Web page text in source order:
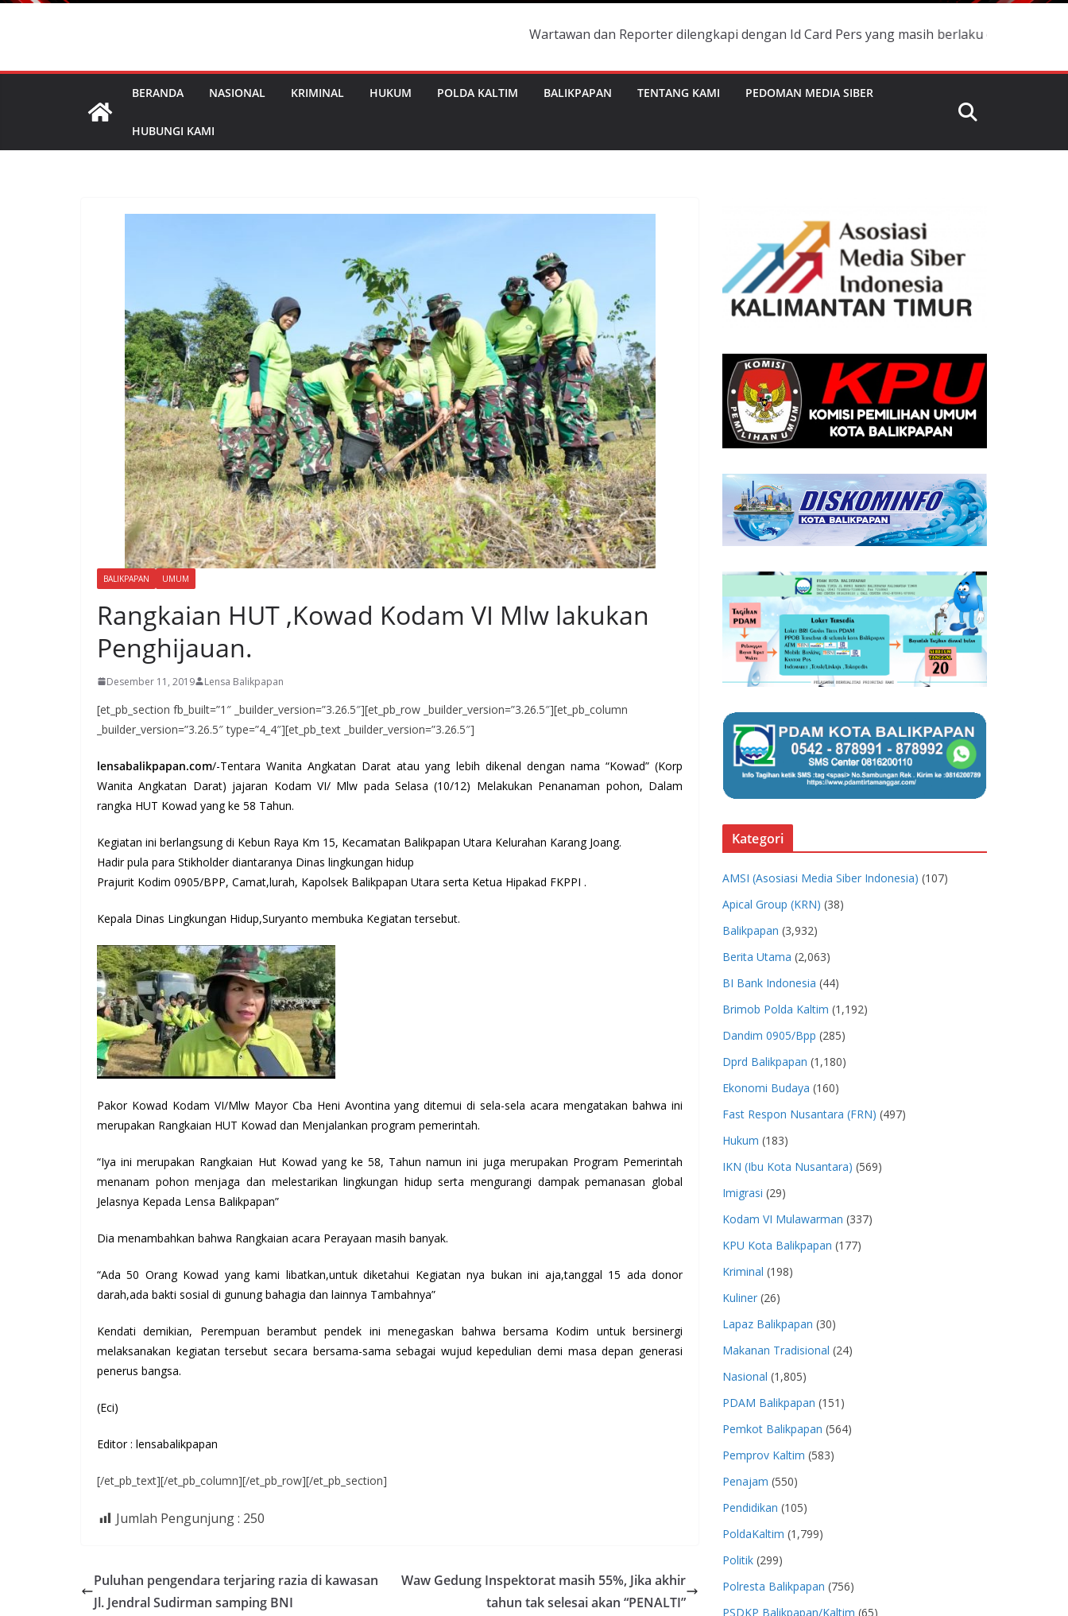
Wartawan dan Reporter dilengkapi dengan Id Card Pers yang masih berlaku dan namanya
BERANDA NASIONAL KRIMINAL HUKUM POLDA KALTIM BALIKPAPAN TENTANG KAMI PEDOMAN MEDIA SIBER
HUBUNGI KAMI
BALIKPAPAN UMUM
Rangkaian HUT ,Kowad Kodam VI Mlw lakukan
Penghijauan.
Desember 11, 2019 Lensa Balikpapan
[et_pb_section fb_built=”1″ _builder_version=”3.26.5″][et_pb_row _builder_version=”3.26.5″][et_pb_column
_builder_version=”3.26.5″ type=”4_4″][et_pb_text _builder_version=”3.26.5″]
lensabalikpapan.com/-Tentara Wanita Angkatan Darat atau yang lebih dikenal dengan nama “Kowad” (Korp
Wanita Angkatan Darat) jajaran Kodam VI/ Mlw pada Selasa (10/12) Melakukan Penanaman pohon, Dalam
rangka HUT Kowad yang ke 58 Tahun.
Kegiatan ini berlangsung di Kebun Raya Km 15, Kecamatan Balikpapan Utara Kelurahan Karang Joang.
Hadir pula para Stikholder diantaranya Dinas lingkungan hidup
Prajurit Kodim 0905/BPP, Camat,lurah, Kapolsek Balikpapan Utara serta Ketua Hipakad FKPPI .
Kepala Dinas Lingkungan Hidup,Suryanto membuka Kegiatan tersebut.
Pakor Kowad Kodam VI/Mlw Mayor Cba Heni Avontina yang ditemui di sela-sela acara mengatakan bahwa ini
merupakan Rangkaian HUT Kowad dan Menjalankan program pemerintah.
“Iya ini merupakan Rangkaian Hut Kowad yang ke 58, Tahun namun ini juga merupakan Program Pemerintah
menanam pohon menjaga dan melestarikan lingkungan hidup serta mengurangi dampak pemanasan global
Jelasnya Kepada Lensa Balikpapan”
Dia menambahkan bahwa Rangkaian acara Perayaan masih banyak.
“Ada 50 Orang Kowad yang kami libatkan,untuk diketahui Kegiatan nya bukan ini aja,tanggal 15 ada donor
darah,ada bakti sosial di gunung bahagia dan lainnya Tambahnya”
Kendati demikian, Perempuan berambut pendek ini menegaskan bahwa bersama Kodim untuk bersinergi
melaksanakan kegiatan tersebut secara bersama-sama sebagai wujud kepedulian demi masa depan generasi
penerus bangsa.
(Eci)
Editor : lensabalikpapan
[/et_pb_text][/et_pb_column][/et_pb_row][/et_pb_section]
Jumlah Pengunjung : 250
Puluhan pengendara terjaring razia di kawasan
Jl. Jendral Sudirman samping BNI
Waw Gedung Inspektorat masih 55%, Jika akhir
tahun tak selesai akan “PENALTI”
Kategori
AMSI (Asosiasi Media Siber Indonesia) (107)
Apical Group (KRN) (38)
Balikpapan (3,932)
Berita Utama (2,063)
BI Bank Indonesia (44)
Brimob Polda Kaltim (1,192)
Dandim 0905/Bpp (285)
Dprd Balikpapan (1,180)
Ekonomi Budaya (160)
Fast Respon Nusantara (FRN) (497)
Hukum (183)
IKN (Ibu Kota Nusantara) (569)
Imigrasi (29)
Kodam VI Mulawarman (337)
KPU Kota Balikpapan (177)
Kriminal (198)
Kuliner (26)
Lapaz Balikpapan (30)
Makanan Tradisional (24)
Nasional (1,805)
PDAM Balikpapan (151)
Pemkot Balikpapan (564)
Pemprov Kaltim (583)
Penajam (550)
Pendidikan (105)
PoldaKaltim (1,799)
Politik (299)
Polresta Balikpapan (756)
PSDKP Balikpapan/Kaltim (65)